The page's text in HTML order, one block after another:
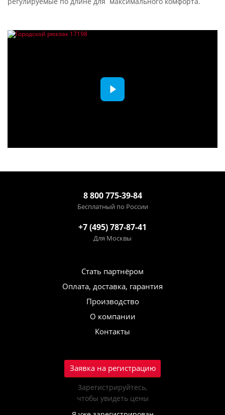
8 800 775-39-84
Бесплатный по России
+7 (495) 787-87-41
Для Москвы
Стать партнёром
Оплата, доставка, гарантия
Производство
О компании
Контакты
Заявка на регистрацию
Зарегистрируйтесь,
чтобы увидеть цены